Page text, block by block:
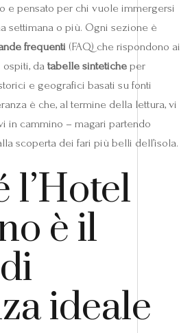
e pensato per chi vuole immergersi
settimana o più. Ogni sezione è
frequenti (FAQ) che rispondono ai
da tabelle sintetiche per
e geografici basati su fonti
è che, al termine della lettura, vi
in cammino – magari partendo
scoperta dei fari più belli dell’isola.
l’Hotel
è il
ideale